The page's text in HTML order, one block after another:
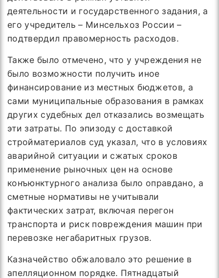
деятельности и государственного задания, а
его учредитель – Минсельхоз России –
подтвердил правомерность расходов.
Также было отмечено, что у учреждения не
было возможности получить иное
финансирование из местных бюджетов, а
сами муниципальные образования в рамках
других судебных дел отказались возмещать
эти затраты. По эпизоду с доставкой
стройматериалов суд указал, что в условиях
аварийной ситуации и сжатых сроков
применение рыночных цен на основе
конъюнктурного анализа было оправдано, а
сметные нормативы не учитывали
фактических затрат, включая перегон
транспорта и риск повреждения машин при
перевозке негабаритных грузов.
Казначейство обжаловало это решение в
апелляционном порядке. Пятнадцатый